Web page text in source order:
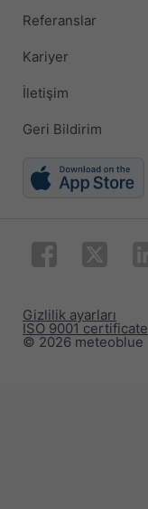
Referanslar
Kariyer
İletişim
Geri Bildirim
© 2026 meteoblue
ISO 9001 certificate
Gizlilik ayarları